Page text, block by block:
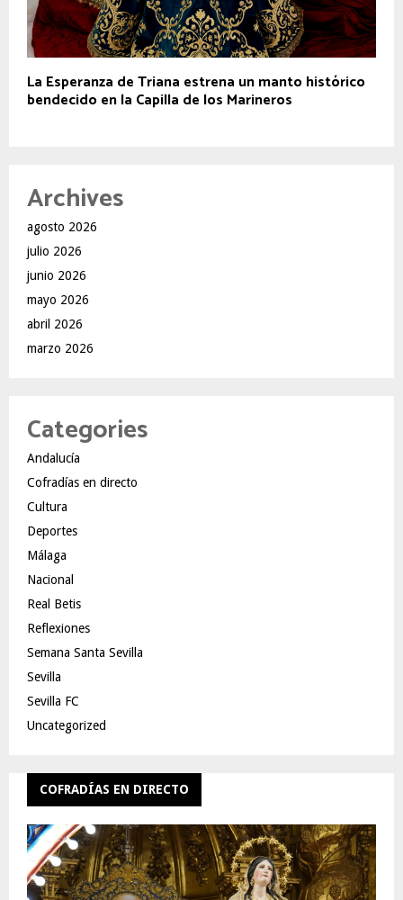
La Esperanza de Triana estrena un manto histórico
bendecido en la Capilla de los Marineros
Archives
agosto 2026
julio 2026
junio 2026
mayo 2026
abril 2026
marzo 2026
Categories
Andalucía
Cofradías en directo
Cultura
Deportes
Málaga
Nacional
Real Betis
Reflexiones
Semana Santa Sevilla
Sevilla
Sevilla FC
Uncategorized
COFRADÍAS EN DIRECTO